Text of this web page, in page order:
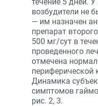
возбудители не
— им назначен
препарат
500 мг/сут в
проведенного
отмечена
периферической
Динамика
симптомов
рис. 2, 3.